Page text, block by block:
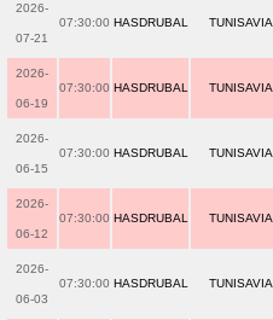
2026-
07-21
07:30:00 HASDRUBAL TUNISAVIA
2026-
06-19
07:30:00 HASDRUBAL TUNISAVIA
2026-
06-15
07:30:00 HASDRUBAL TUNISAVIA
2026-
06-12
07:30:00 HASDRUBAL TUNISAVIA
2026-
06-03
07:30:00 HASDRUBAL TUNISAVIA